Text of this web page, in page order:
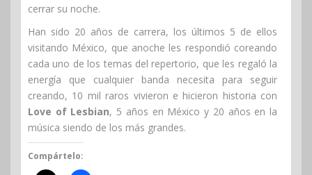
cerrar su noche.
Han sido 20 años de carrera, los últimos 5 de ellos
visitando México, que anoche les respondió coreando
cada uno de los temas del repertorio, que les regaló la
energía que cualquier banda necesita para seguir
creando, 10 mil raros vivieron e hicieron historia con
Love of Lesbian, 5 años en México y 20 años en la
música siendo de los más grandes.
Compártelo: